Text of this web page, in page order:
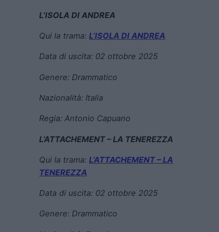
L’ISOLA DI ANDREA
Qui la trama: L’ISOLA DI ANDREA
Data di uscita: 02 ottobre 2025
Genere: Drammatico
Nazionalità: Italia
Regia: Antonio Capuano
L’ATTACHEMENT – LA TENEREZZA
Qui la trama: L’ATTACHEMENT – LA
TENEREZZA
Data di uscita: 02 ottobre 2025
Genere: Drammatico